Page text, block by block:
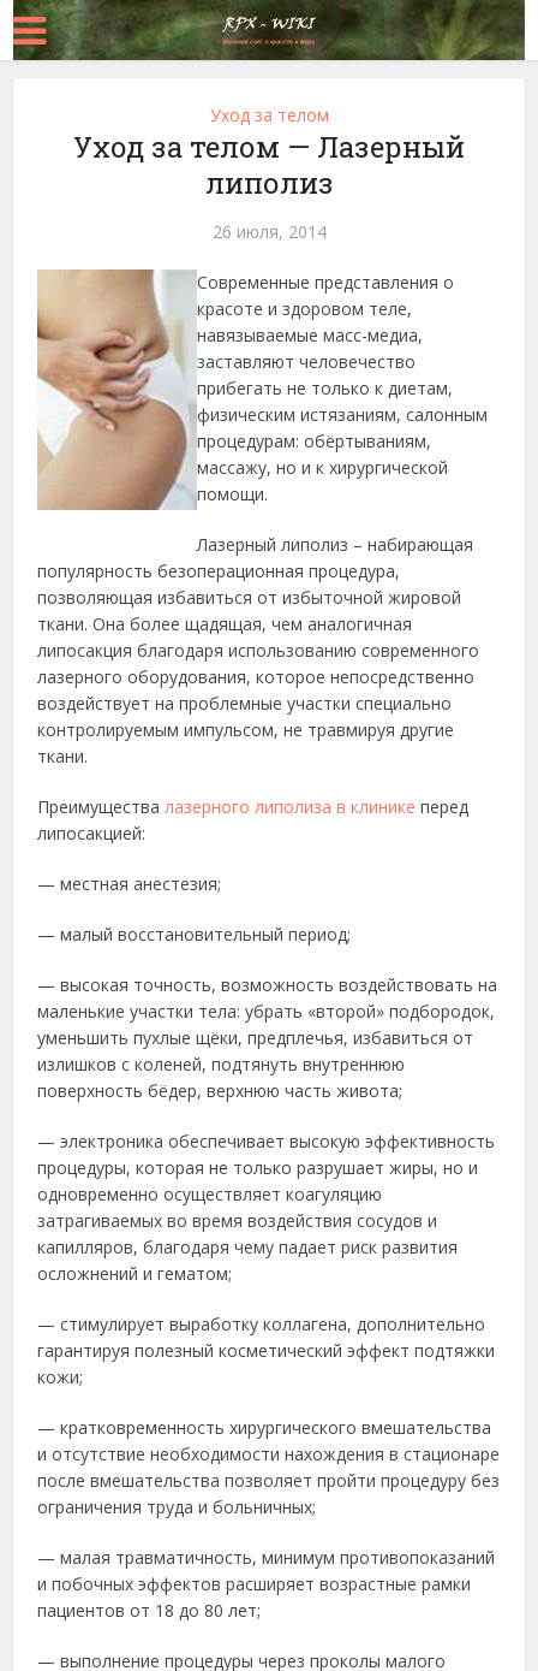
Уход за телом
Уход за телом — Лазерный
липолиз
26 июля, 2014
Современные представления о
красоте и здоровом теле,
навязываемые масс-медиа,
заставляют человечество
прибегать не только к диетам,
физическим истязаниям, салонным
процедурам: обёртываниям,
массажу, но и к хирургической
помощи.
Лазерный липолиз – набирающая
популярность безоперационная процедура,
позволяющая избавиться от избыточной жировой
ткани. Она более щадящая, чем аналогичная
липосакция благодаря использованию современного
лазерного оборудования, которое непосредственно
воздействует на проблемные участки специально
контролируемым импульсом, не травмируя другие
ткани.
Преимуществалазерного липолиза в клинике перед
липосакцией:
— местная анестезия;
— малый восстановительный период;
— высокая точность, возможность воздействовать на
маленькие участки тела: убрать «второй» подбородок,
уменьшить пухлые щёки, предплечья, избавиться от
излишков с коленей, подтянуть внутреннюю
поверхность бёдер, верхнюю часть живота;
— электроника обеспечивает высокую эффективность
процедуры, которая не только разрушает жиры, но и
одновременно осуществляет коагуляцию
затрагиваемых во время воздействия сосудов и
капилляров, благодаря чему падает риск развития
осложнений и гематом;
— стимулирует выработку коллагена, дополнительно
гарантируя полезный косметический эффект подтяжки
кожи;
— кратковременность хирургического вмешательства
и отсутствие необходимости нахождения в стационаре
после вмешательства позволяет пройти процедуру без
ограничения труда и больничных;
— малая травматичность, минимум противопоказаний
и побочных эффектов расширяет возрастные рамки
пациентов от 18 до 80 лет;
— выполнение процедуры через проколы малого